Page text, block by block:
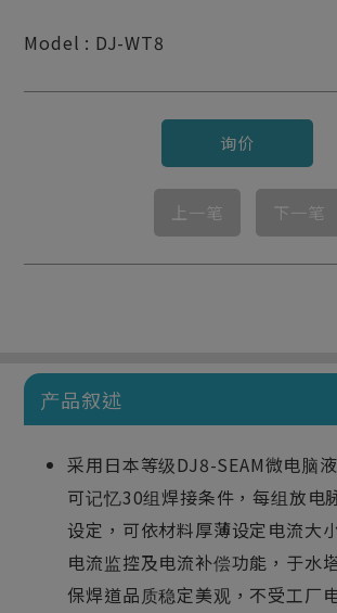
Model : DJ-WT8
询价
上一笔 下一笔
产品叙述
采用日本等级DJ8-SEAM微电脑
可记忆30组焊接条件，每组放电
设定，可依材料厚薄设定电流大
电流监控及电流补偿功能，于水
保焊道品质稳定美观，不受工厂